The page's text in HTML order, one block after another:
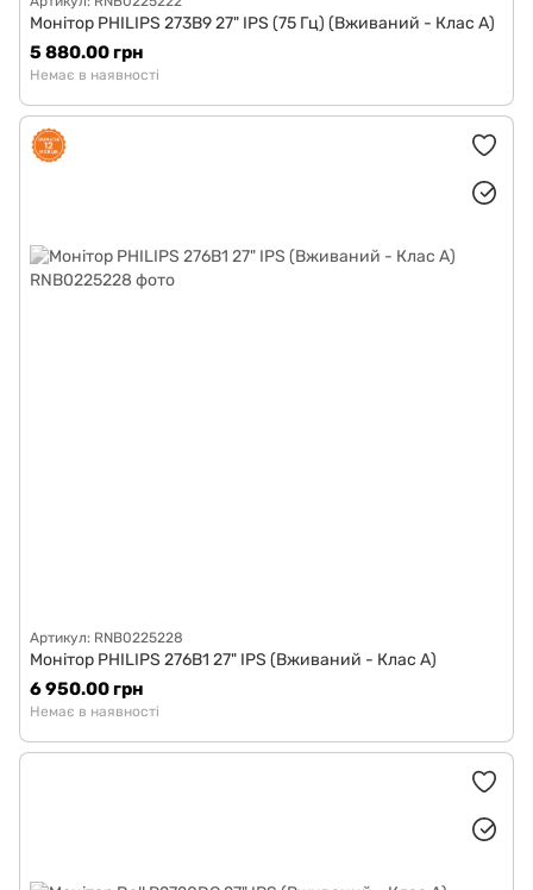
Монітор PHILIPS 273B9 27" IPS (75 Гц) (Вживаний - Клас A)
5 880.00 грн
Немає в наявності
Артикул: RNB0225228
Монітор PHILIPS 276B1 27" IPS (Вживаний - Клас A)
6 950.00 грн
Немає в наявності